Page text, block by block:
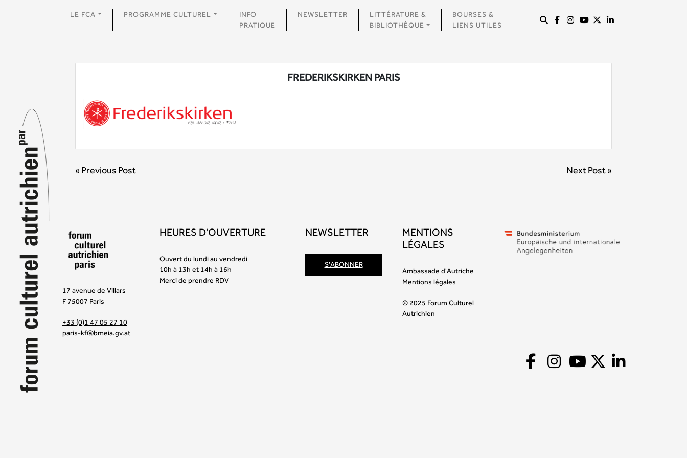
LE FCA PROGRAMME CULTUREL
INFO
PRATIQUE
NEWSLETTER
LITTÉRATURE &
BIBLIOTHÈQUE
BOURSES &
LIENS UTILES
FREDERIKSKIRKEN PARIS
BEITRAGSNAVIGATION
« Previous Post Next Post »
17 avenue de Villars
F 75007 Paris
+33 (0)1 47 05 27 10
paris-kf@bmeia.gv.at
HEURES D'OUVERTURE
Ouvert du lundi au vendredi
10h à 13h et 14h à 16h
Merci de prendre RDV
NEWSLETTER
S'ABONNER
MENTIONS
LÉGALES
Ambassade d'Autriche
Mentions légales
© 2025 Forum Culturel
Autrichien